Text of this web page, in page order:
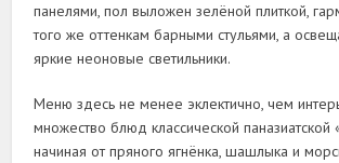
панелями, пол выложен зелёной плиткой,
того же оттенкам барными стульями, а
яркие неоновые светильники.
Меню здесь не менее эклектично, чем
множество блюд классической паназиатской
начиная от пряного ягнёнка, шашлыка и